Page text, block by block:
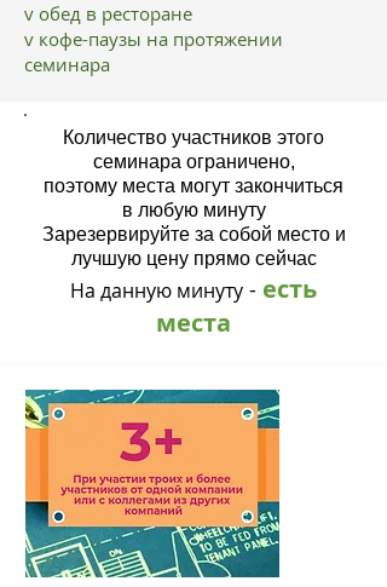
v обед в ресторане
v кофе-паузы на протяжении
семинара
Количество участников этого
семинара ограничено,
поэтому места могут закончиться
в любую минуту
Зарезервируйте за собой место и
лучшую цену прямо сейчас
На данную минуту - есть
места